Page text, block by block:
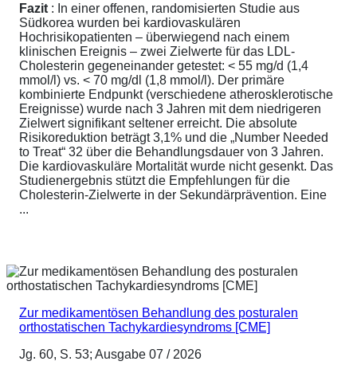
Fazit : In einer offenen, randomisierten Studie aus
Südkorea wurden bei kardiovaskulären
Hochrisikopatienten – überwiegend nach einem
klinischen Ereignis – zwei Zielwerte für das LDL-
Cholesterin gegeneinander getestet: < 55 mg/d (1,4
mmol/l) vs. < 70 mg/dl (1,8 mmol/l). Der primäre
kombinierte Endpunkt (verschiedene atherosklerotische
Ereignisse) wurde nach 3 Jahren mit dem niedrigeren
Zielwert signifikant seltener erreicht. Die absolute
Risikoreduktion beträgt 3,1% und die „Number Needed
to Treat“ 32 über die Behandlungsdauer von 3 Jahren.
Die kardiovaskuläre Mortalität wurde nicht gesenkt. Das
Studienergebnis stützt die Empfehlungen für die
Cholesterin-Zielwerte in der Sekundärprävention. Eine
...
Zur medikamentösen Behandlung des posturalen
orthostatischen Tachykardiesyndroms [CME]
Jg. 60, S. 53; Ausgabe 07 / 2026